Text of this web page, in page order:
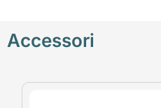
Accessori